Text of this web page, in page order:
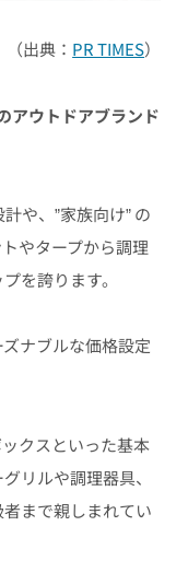
（出典： PR TIMES）
アウトドアブランド
や、”家族向け” の
やタープから調理
を誇ります。
ナブルな価格設定
クスといった基本
リルや調理器具、
まで親しまれてい